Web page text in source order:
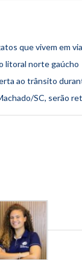
que vivem em
litoral norte gaúcho
ao trânsito
SC, serão